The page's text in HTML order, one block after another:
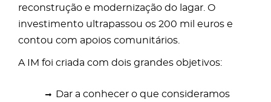
reconstrução e modernização do lagar. O
investimento ultrapassou os 200 mil euros e
contou com apoios comunitários.
A IM foi criada com dois grandes objetivos:
Dar a conhecer o que consideramos